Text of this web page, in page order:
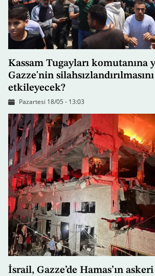
Kassam Tugayları komutanına
Gazze'nin
etkileyecek?
Pazartesi 18/05 - 13:03
İsrail, Gazze’de Hamas’ın